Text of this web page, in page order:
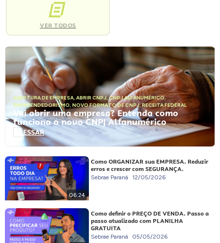
VER TODOS
ABERTURA DE EMPRESA, ABRIR CNPJ,CNPJ ALFANUMÉRICO,
EMPREENDEDORISMO, NOVO FORMATO DE CNPJ,RECEITA FEDERAL
Vai abrir uma empresa? Entenda como
funciona o novo CNPJ Alfanumérico
ACESSAR
06:24
Como ORGANIZAR sua EMPRESA. Reduzir
erros e crescer com SEGURANÇA.
Sebrae Paraná 12/05/2026
Como definir o PREÇO DE VENDA. Passo a
passo atualizado com PLANILHA
GRATUITA
Sebrae Paraná 05/05/2026